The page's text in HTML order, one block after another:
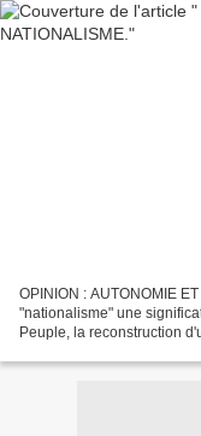
OPINION : AUTONOMIE
"nationalisme" une
Peuple, la reconstruction